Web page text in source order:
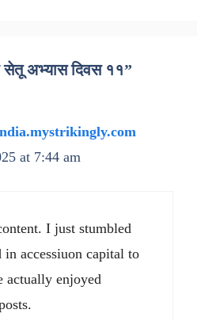
अभ्यास दिवस ११”
at 7:44 am
I just stumbled
accessiuon capital to
actually enjoyed